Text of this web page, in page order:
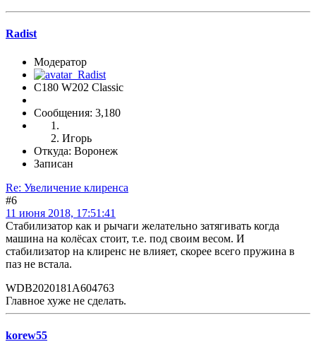
Radist
Модератор
C180 W202 Classic
Сообщения: 3,180
Игорь
Откуда: Воронеж
Записан
Re: Увеличение клиренса
#6
11 июня 2018, 17:51:41
Стабилизатор как и рычаги желательно затягивать когда
машина на колёсах стоит, т.е. под своим весом. И
стабилизатор на клиренс не влияет, скорее всего пружина в
паз не встала.
WDB2020181A604763
Главное хуже не сделать.
korew55